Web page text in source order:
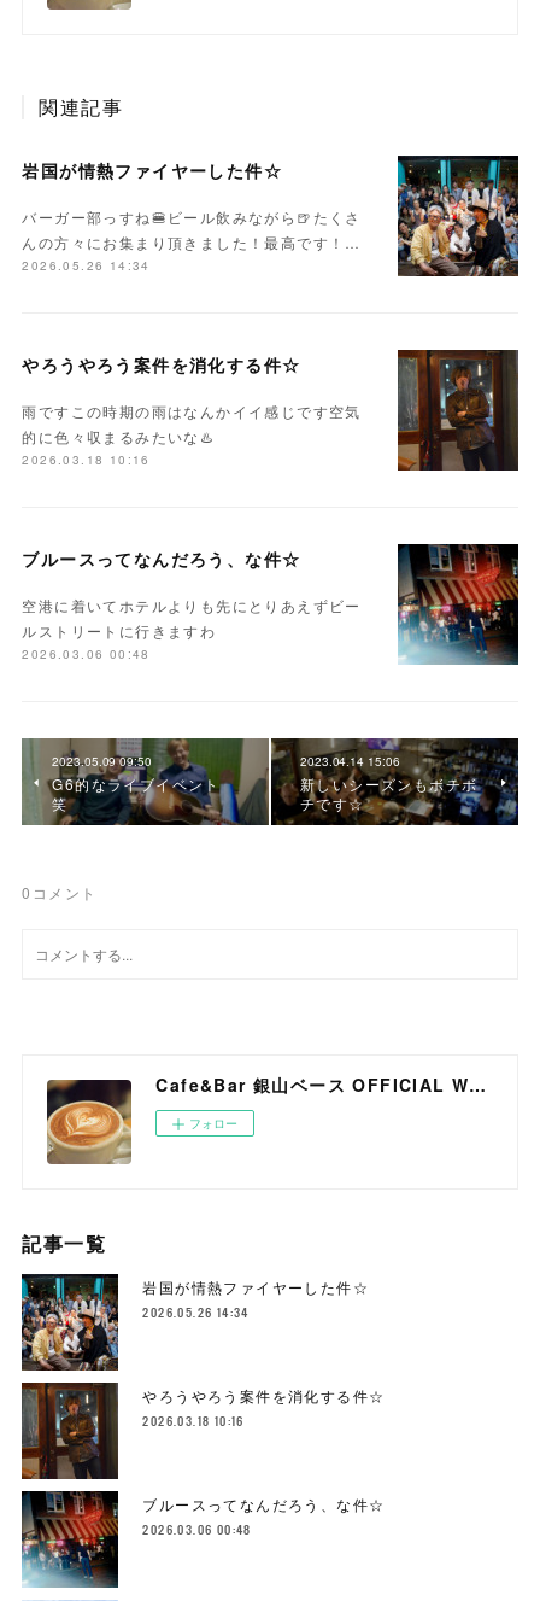
関連記事
岩国が情熱ファイヤーした件☆
バーガー部っすね🍔ビール飲みながら🍺たくさ
んの方々にお集まり頂きました！最高です！…
2026.05.26 14:34
やろうやろう案件を消化する件☆
雨ですこの時期の雨はなんかイイ感じです空気
的に色々収まるみたいな♨️
2026.03.18 10:16
ブルースってなんだろう、な件☆
空港に着いてホテルよりも先にとりあえずビー
ルストリートに行きますわ
2026.03.06 00:48
2023.05.09 09:50
G6的なライブイベント
笑
2023.04.14 15:06
新しいシーズンもボチボ
チです☆
0 コメント
Cafe&Bar 銀山ベース OFFICIAL WEB SITE
フォロー
記事一覧
岩国が情熱ファイヤーした件☆
2026.05.26 14:34
やろうやろう案件を消化する件☆
2026.03.18 10:16
ブルースってなんだろう、な件☆
2026.03.06 00:48